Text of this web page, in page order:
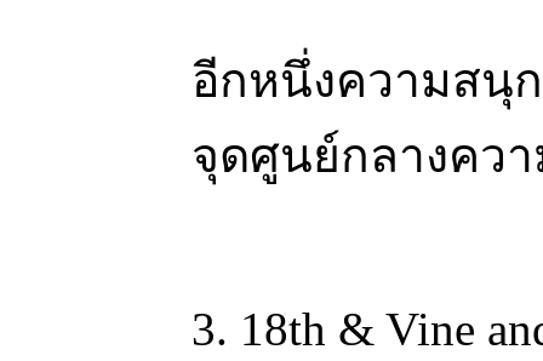
อีกหนึ่งความสนุ
จุดศูนย์กลางควา
3. 18th & Vine